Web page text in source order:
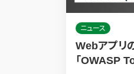
ニュース
Webアプリ
「OWASP